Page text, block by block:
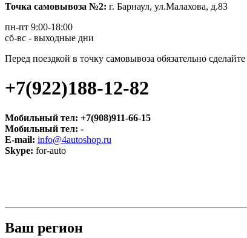
Точка самовывоза №2: г. Барнаул, ул.Малахова, д.83
пн-пт 9:00-18:00
сб-вс - выходные дни
Перед поездкой в точку самовывоза обязательно
+7(922)188-12-82
Мобильный тел: +7(908)911-66-15
Мобильный тел: -
E-mail: info@4autoshop.ru
Skype: for-auto
Ваш регион